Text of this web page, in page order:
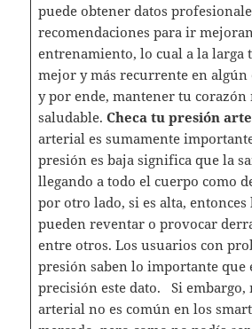
puede obtener datos
recomendaciones para ir
entrenamiento, lo cual a la larga
mejor y más recurrente en
y por ende, mantener tu corazón
saludable. Checa tu presión
arterial es sumamente
presión es baja significa que la
llegando a todo el cuerpo como
por otro lado, si es alta, entonces
pueden reventar o provocar
entre otros. Los usuarios con
presión saben lo importante que
precisión este dato.
Si
arterial no es común en los